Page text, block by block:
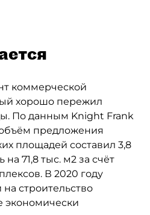
коммерческой
хорошо пережил
По данным Knight Frank
предложения
площадей составил 3,8
71,8 тыс. м2 за счёт
В 2020 году
строительство
экономически